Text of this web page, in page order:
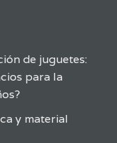
de juguetes:
para la
y material